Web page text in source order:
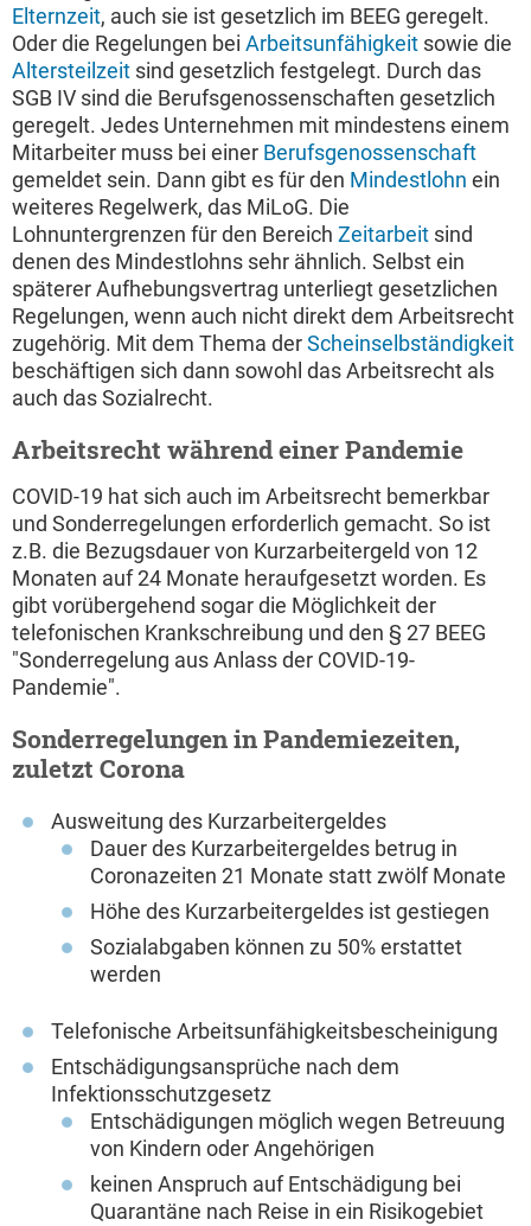
Elternzeit, auch sie ist gesetzlich im BEEG geregelt.
Oder die Regelungen bei Arbeitsunfähigkeit sowie die
Altersteilzeit sind gesetzlich festgelegt. Durch das
SGB IV sind die Berufsgenossenschaften gesetzlich
geregelt. Jedes Unternehmen mit mindestens einem
Mitarbeiter muss bei einer Berufsgenossenschaft
gemeldet sein. Dann gibt es für den Mindestlohn ein
weiteres Regelwerk, das MiLoG. Die
Lohnuntergrenzen für den Bereich Zeitarbeit sind
denen des Mindestlohns sehr ähnlich. Selbst ein
späterer Aufhebungsvertrag unterliegt gesetzlichen
Regelungen, wenn auch nicht direkt dem Arbeitsrecht
zugehörig. Mit dem Thema derScheinselbständigkeit
beschäftigen sich dann sowohl das Arbeitsrecht als
auch das Sozialrecht.
Arbeitsrecht während einer Pandemie
COVID-19 hat sich auch im Arbeitsrecht bemerkbar
und Sonderregelungen erforderlich gemacht. So ist
z.B. die Bezugsdauer von Kurzarbeitergeld von 12
Monaten auf 24 Monate heraufgesetzt worden. Es
gibt vorübergehend sogar die Möglichkeit der
telefonischen Krankschreibung und den § 27 BEEG
"Sonderregelung aus Anlass der COVID-19-
Pandemie".
Sonderregelungen in Pandemiezeiten,
zuletzt Corona
Ausweitung des Kurzarbeitergeldes
Dauer des Kurzarbeitergeldes betrug in
Coronazeiten 21 Monate statt zwölf Monate
Höhe des Kurzarbeitergeldes ist gestiegen
Sozialabgaben können zu 50% erstattet
werden
Telefonische Arbeitsunfähigkeitsbescheinigung
Entschädigungsansprüche nach dem
Infektionsschutzgesetz
Entschädigungen möglich wegen Betreuung
von Kindern oder Angehörigen
keinen Anspruch auf Entschädigung bei
Quarantäne nach Reise in ein Risikogebiet